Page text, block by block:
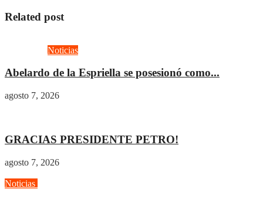
Related post
Noticias
Abelardo de la Espriella se posesionó como...
agosto 7, 2026
GRACIAS PRESIDENTE PETRO!
agosto 7, 2026
Noticias